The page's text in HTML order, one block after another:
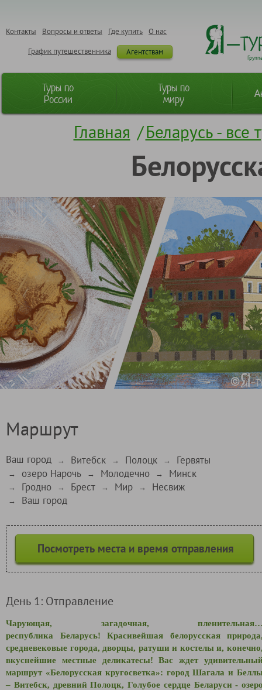
О нас
Где купить
Вопросы и ответы
Контакты
Агентствам
График путешественника
Туры по
России
Туры по
миру
Главная /Беларусь - все
Маршрут
Ваш город → Витебск → Полоцк → Гервяты
→ озеро Нарочь → Молодечно → Минск
→ Гродно → Брест → Мир → Несвиж
→ Ваш город
Посмотреть места и время отправления
День 1: Отправление
Чарующая, загадочная,
республика Беларусь! Красивейшая белорусская
средневековые города, дворцы, ратуши и костелы и,
вкуснейшие местные деликатесы! Вас ждет
маршрут «Белорусская кругосветка»: город Шагала и
– Витебск, древний Полоцк, Голубое сердце Беларуси -